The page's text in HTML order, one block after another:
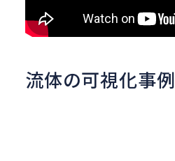
流体の可視化事例